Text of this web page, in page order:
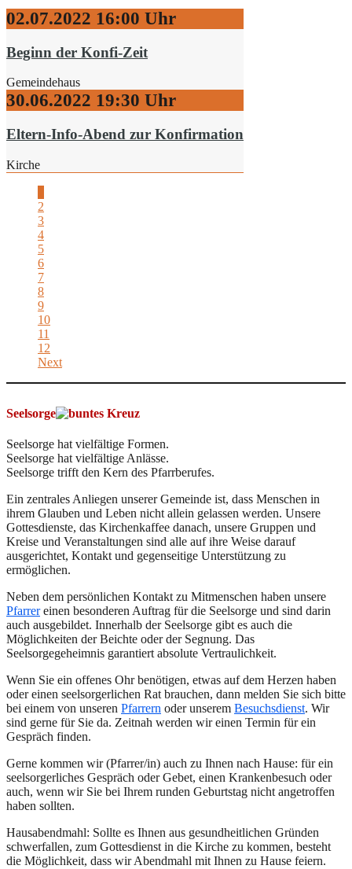
02.07.2022 16:00 Uhr
Beginn der Konfi-Zeit
Gemeindehaus
30.06.2022 19:30 Uhr
Eltern-Info-Abend zur Konfirmation
Kirche
2
3
4
5
6
7
8
9
10
11
12
Next
Seelsorge
Seelsorge hat vielfältige Formen.
Seelsorge hat vielfältige Anlässe.
Seelsorge trifft den Kern des Pfarrberufes.
Ein zentrales Anliegen unserer Gemeinde ist, dass Menschen in
ihrem Glauben und Leben nicht allein gelassen werden. Unsere
Gottesdienste, das Kirchenkaffee danach, unsere Gruppen und
Kreise und Veranstaltungen sind alle auf ihre Weise darauf
ausgerichtet, Kontakt und gegenseitige Unterstützung zu
ermöglichen.
Neben dem persönlichen Kontakt zu Mitmenschen haben unsere
Pfarrereinen besonderen Auftrag für die Seelsorge und sind darin
auch ausgebildet. Innerhalb der Seelsorge gibt es auch die
Möglichkeiten der Beichte oder der Segnung. Das
Seelsorgegeheimnis garantiert absolute Vertraulichkeit.
Wenn Sie ein offenes Ohr benötigen, etwas auf dem Herzen haben
oder einen seelsorgerlichen Rat brauchen, dann melden Sie sich bitte
bei einem von unseren Pfarrern oder unserem Besuchsdienst. Wir
sind gerne für Sie da. Zeitnah werden wir einen Termin für ein
Gespräch finden.
Gerne kommen wir (Pfarrer/in) auch zu Ihnen nach Hause: für ein
seelsorgerliches Gespräch oder Gebet, einen Krankenbesuch oder
auch, wenn wir Sie bei Ihrem runden Geburtstag nicht angetroffen
haben sollten.
Hausabendmahl: Sollte es Ihnen aus gesundheitlichen Gründen
schwerfallen, zum Gottesdienst in die Kirche zu kommen, besteht
die Möglichkeit, dass wir Abendmahl mit Ihnen zu Hause feiern.